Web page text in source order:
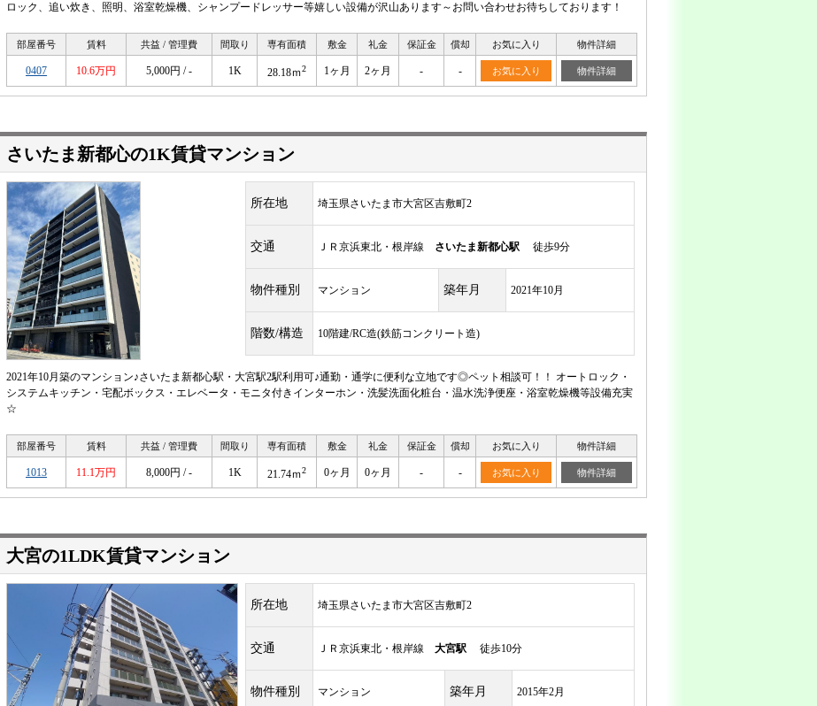
ロック、追い炊き、照明、浴室乾燥機、シャンプードレッサー等嬉しい設備が沢山あります～お問い合わせお待ちしております！
部屋番号 賃料 共益 / 管理費 間取り 専有面積 敷金 礼金 保証金 償却 お気に入り 物件詳細
0407 10.6万円 5,000円 / - 1K 28.18ｍ2 1ヶ月 2ヶ月 - - お気に入り 物件詳細
さいたま新都心の1K賃貸マンション
所在地 埼玉県さいたま市大宮区吉敷町2
交通 ＪＲ京浜東北・根岸線 さいたま新都心駅 徒歩9分
物件種別 マンション 築年月 2021年10月
階数/構造 10階建/RC造(鉄筋コンクリート造)
2021年10月築のマンション♪さいたま新都心駅・大宮駅2駅利用可♪通勤・通学に便利な立地です◎ペット相談可！！ オートロック・
システムキッチン・宅配ボックス・エレベータ・モニタ付きインターホン・洗髪洗面化粧台・温水洗浄便座・浴室乾燥機等設備充実
☆
部屋番号 賃料 共益 / 管理費 間取り 専有面積 敷金 礼金 保証金 償却 お気に入り 物件詳細
1013 11.1万円 8,000円 / - 1K 21.74ｍ2 0ヶ月 0ヶ月 - - お気に入り 物件詳細
大宮の1LDK賃貸マンション
所在地 埼玉県さいたま市大宮区吉敷町2
交通 ＪＲ京浜東北・根岸線 大宮駅 徒歩10分
物件種別 マンション 築年月 2015年2月